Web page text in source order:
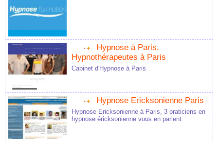
Hypnose à Paris.
Hypnothérapeutes à Paris
Cabinet d'Hypnose à Paris
Hypnose Ericksonienne Paris
Hypnose Ericksonienne à Paris, 3 praticiens en
hypnose éricksonienne vous en parlent